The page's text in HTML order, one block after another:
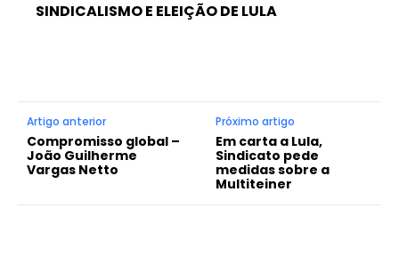
SINDICALISMO E ELEIÇÃO DE LULA
Artigo anterior
Compromisso global –
João Guilherme
Vargas Netto
Próximo artigo
Em carta a Lula,
Sindicato pede
medidas sobre a
Multiteiner